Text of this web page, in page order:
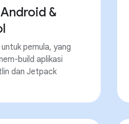
&
pemula, yang
build aplikasi
dan Jetpack